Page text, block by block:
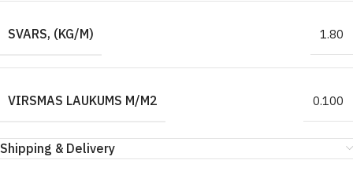
SVARS, (KG/M) 1.80
VIRSMAS LAUKUMS M/M2 0.100
Shipping & Delivery